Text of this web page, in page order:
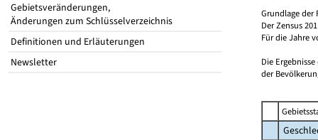
Gebietsveränderungen,
Änderungen zum Schlüsselverzeichnis
Definitionen und Erläuterungen
Newsletter
Grundlage der
Der Zensus
Für die Jahre
Die
der